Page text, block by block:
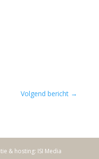
Volgend bericht →
& hosting: ISI Media